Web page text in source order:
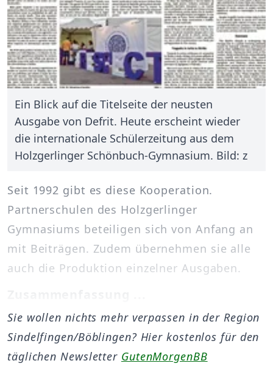
Ein Blick auf die Titelseite der neusten
Ausgabe von Defrit. Heute erscheint wieder
die internationale Schülerzeitung aus dem
Holzgerlinger Schönbuch-Gymnasium. Bild: z
Seit 1992 gibt es diese Kooperation.
Partnerschulen des Holzgerlinger
Gymnasiums beteiligen sich von Anfang an
mit Beiträgen. Zudem übernehmen sie alle
auch die Produktion einzelner Ausgaben.
Sie wollen nichts mehr verpassen in der Region
Sindelfingen/Böblingen? Hier kostenlos für den
täglichen Newsletter GutenMorgenBB